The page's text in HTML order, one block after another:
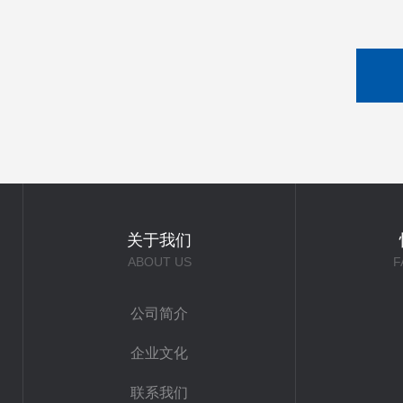
关于我们
ABOUT US
公司简介
企业文化
联系我们